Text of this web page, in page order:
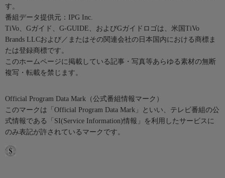
す。
番組データ提供元：IPG Inc.
TiVo、Gガイド、G-GUIDE、およびGガイドロゴは、米国TiVo
Brands LLCおよび／またはその関連会社の日本国内における商標ま
たは登録商標です。
このホームページに掲載している記事・写真等あらゆる素材の無断
複写・転載を禁じます。
Official Program Data Mark（公式番組情報マーク）
このマークは「Official Program Data Mark」といい、テレビ番組の公
式情報である「SI(Service Information)情報」を利用したサービスに
のみ表記が許されているマークです。